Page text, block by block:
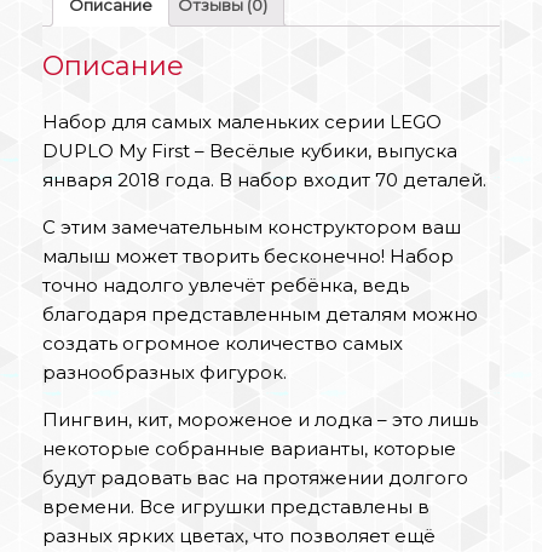
Описание Отзывы (0)
Описание
Набор для самых маленьких серии LEGO
DUPLO My First – Весёлые кубики, выпуска
января 2018 года. В набор входит 70 деталей.
С этим замечательным конструктором ваш
малыш может творить бесконечно! Набор
точно надолго увлечёт ребёнка, ведь
благодаря представленным деталям можно
создать огромное количество самых
разнообразных фигурок.
Пингвин, кит, мороженое и лодка – это лишь
некоторые собранные варианты, которые
будут радовать вас на протяжении долгого
времени. Все игрушки представлены в
разных ярких цветах, что позволяет ещё